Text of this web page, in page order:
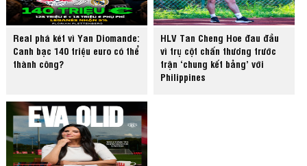
Real phá két vì Yan Diomande:
Canh bạc 140 triệu euro có thể
thành công?
HLV Tan Cheng Hoe đau đầu
vì trụ cột chấn thương trước
trận ‘chung kết bảng’ với
Philippines